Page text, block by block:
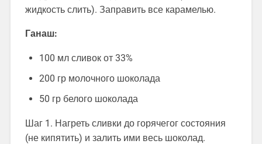
жидкость слить). Заправить все карамелью.
Ганаш:
100 мл сливок от 33%
200 гр молочного шоколада
50 гр белого шоколада
Шаг 1. Нагреть сливки до горячегог состояния
(не кипятить) и залить ими весь шоколад.